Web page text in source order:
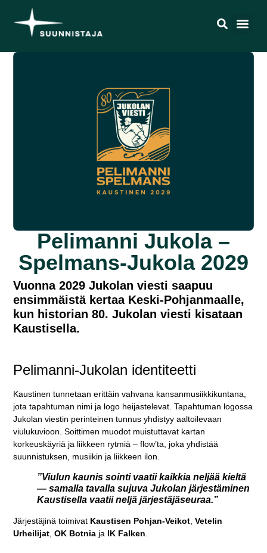
Pelimanni Jukola –
Spelmans-Jukola 2029
Vuonna 2029 Jukolan viesti saapuu
ensimmäistä kertaa Keski-Pohjanmaalle,
kun historian80. Jukolan viesti kisataan
Kaustisella.
Pelimanni-Jukolan identiteetti
Kaustinen tunnetaan erittäin vahvana kansanmusiikkikuntana,
jota tapahtuman nimi ja logo heijastelevat. Tapahtuman logossa
Jukolan viestin perinteinen tunnus yhdistyy aaltoilevaan
viulukuvioon.Soittimen muodot muistuttavat kartan
korkeuskäyriä ja liikkeen rytmiä – flow’ta, joka yhdistää
suunnistuksen, musiikin ja liikkeen ilon.
”Viulun kaunis sointi vaatii kaikkia neljää kieltä
— samalla tavalla sujuva Jukolan järjestäminen
Kaustisella vaatii neljä järjestäjäseuraa.”
Järjestäjinä toimivat Kaustisen Pohjan-Veikot,Vetelin
Urheilijat,OK Botnia ja IK Falken.